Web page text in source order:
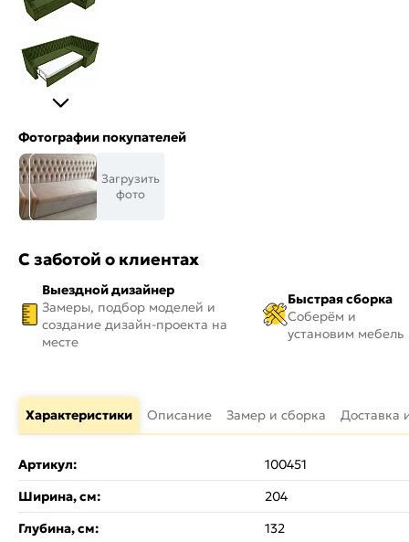
Фотографии покупателей
Загрузить
фото
С заботой о клиентах
Выездной дизайнер
Замеры, подбор моделей и
создание дизайн-проекта на
месте
Быстрая сборка
Соберём и
установим мебель
Характеристики Описание Замер и сборка Доставка
Артикул:
100451
Ширина, см:
204
Глубина, см:
132